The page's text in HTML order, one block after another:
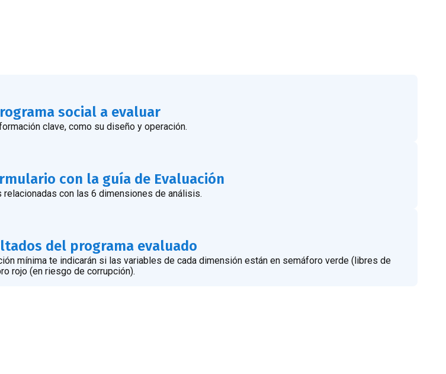
social a evaluar
clave, como su diseño y operación.
con la guía de Evaluación
relacionadas con las 6 dimensiones de análisis.
del programa evaluado
mínima te indicarán si las variables de cada dimensión están en semáforo verde (libres de
rojo (en riesgo de corrupción).